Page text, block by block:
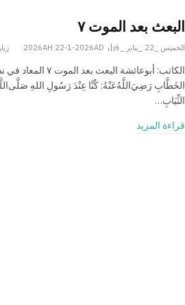
البعث بعد الموت ٧
الخميس _22 _يناير _2026AH 22-1-2026AD 6
الكاتب: أبوعائشة
الخَطَّابِ رَضِيَ‌اللَّهُ‌عَنْهُ: كُنَّا عِنْدَ رَسُولِ اللهِ
الثِّيَابِ…
قراءة المزيد